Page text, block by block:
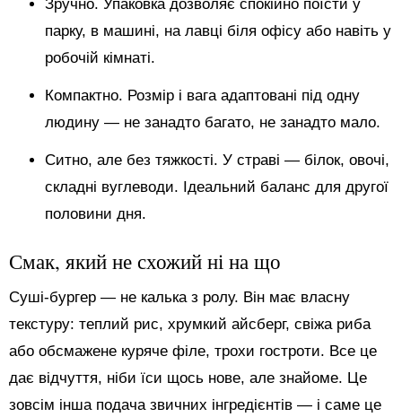
Зручно. Упаковка дозволяє спокійно поїсти у
парку, в машині, на лавці біля офісу або навіть у
робочій кімнаті.
Компактно. Розмір і вага адаптовані під одну
людину — не занадто багато, не занадто мало.
Ситно, але без тяжкості. У страві — білок, овочі,
складні вуглеводи. Ідеальний баланс для другої
половини дня.
Смак, який не схожий ні на що
Суші-бургер — не калька з ролу. Він має власну
текстуру: теплий рис, хрумкий айсберг, свіжа риба
або обсмажене куряче філе, трохи гостроти. Все це
дає відчуття, ніби їси щось нове, але знайоме. Це
зовсім інша подача звичних інгредієнтів — і саме це